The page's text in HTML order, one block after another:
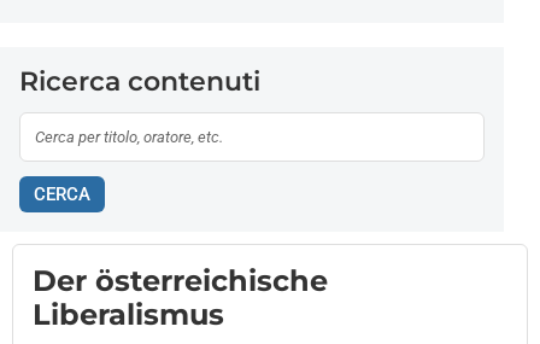
Ricerca contenuti
CERCA
Der österreichische
Liberalismus